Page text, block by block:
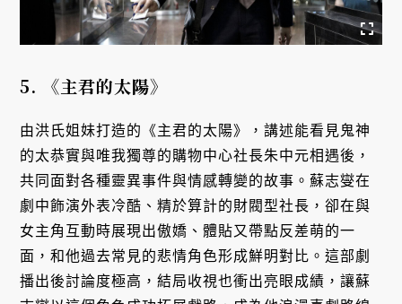
5. 《主君的太陽》
由洪氏姐妹打造的《主君的太陽》，講述能看見鬼神
的太恭實與唯我獨尊的購物中心社長朱中元相遇後，
共同面對各種靈異事件與情感轉變的故事。蘇志燮在
劇中飾演外表冷酷、精於算計的財閥型社長，卻在與
女主角互動時展現出傲嬌、體貼又帶點反差萌的一
面，和他過去常見的悲情角色形成鮮明對比。這部劇
播出後討論度極高，結局收視也衝出亮眼成績，讓蘇